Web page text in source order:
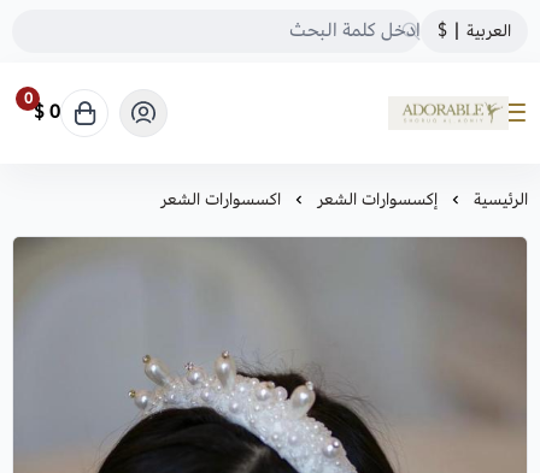
العربية |
$
ADORABLE
0 0 $
الرئيسية إكسسوارات الشعر اكسسوارات الشعر